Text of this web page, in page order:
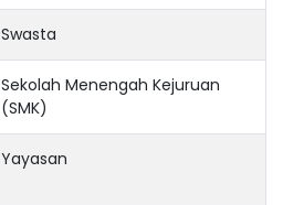
Swasta
Sekolah Menengah Kejuruan
(SMK)
Yayasan